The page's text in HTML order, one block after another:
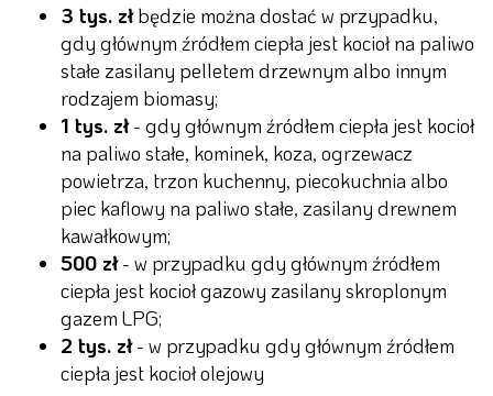
3 tys. złbędzie można dostać w przypadku,
gdy głównym źródłem ciepła jest kocioł na paliwo
stałe zasilany pelletem drzewnym albo innym
rodzajem biomasy;
1 tys. zł- gdy głównym źródłem ciepła jest kocioł
na paliwo stałe, kominek, koza, ogrzewacz
powietrza, trzon kuchenny, piecokuchnia albo
piec kaflowy na paliwo stałe, zasilany drewnem
kawałkowym;
500 zł- w przypadku gdy głównym źródłem
ciepła jest kocioł gazowy zasilany skroplonym
gazem LPG;
2 tys. zł- w przypadku gdy głównym źródłem
ciepła jest kocioł olejowy